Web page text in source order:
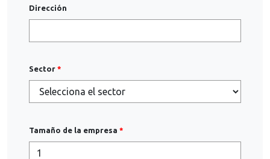
Dirección
Sector
Tamaño de la empresa